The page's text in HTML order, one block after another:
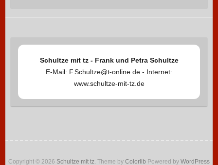
Schultze mit tz - Frank und Petra Schultze
E-Mail: F.Schultze@t-online.de - Internet:
www.schultze-mit-tz.de
Copyright © 2026 Schultze mit tz. Theme by Colorlib Powered by WordPress